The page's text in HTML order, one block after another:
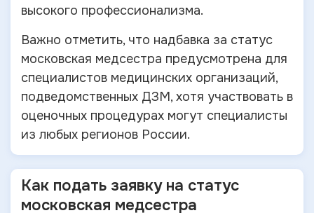
высокого профессионализма.
Важно отметить, что надбавка за статус
московская медсестра предусмотрена для
специалистов медицинских организаций,
подведомственных ДЗМ, хотя участвовать в
оценочных процедурах могут специалисты
из любых регионов России.
Как подать заявку на статус
московская медсестра